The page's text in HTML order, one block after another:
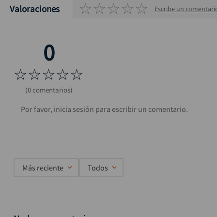
Valoraciones ☆☆☆☆☆ Escribe un
☆☆☆☆☆
(0 comentarios)
Más reciente Todos